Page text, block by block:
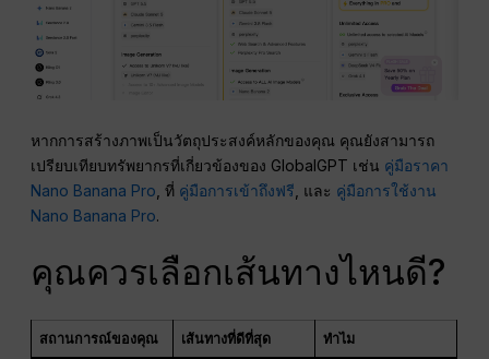
หากการสร้างภาพเป็นวัตถุประสงค์หลักของคุณ คุณยังสามารถ
เปรียบเทียบทรัพยากรที่เกี่ยวข้องของ GlobalGPT เช่น คู่มือราคา
Nano Banana Pro , ที่ คู่มือการเข้าถึงฟรี , และ คู่มือการใช้งาน
Nano Banana Pro.
คุณควรเลือกเส้นทางไหนดี?
สถานการณ์ของคุณ เส้นทางที่ดีที่สุด ทำไม